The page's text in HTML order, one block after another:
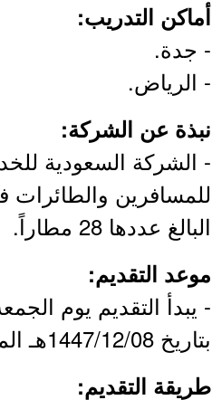
أماكن التدريب:
- جدة.
- الرياض.
نبذة عن الشركة:
- الشركة السعودية
للمسافرين والطائرات
البالغ عددها 28 مطاراً.
موعد التقديم:
بتاريخ 1447/12/08هـ الموافق 2026/05/25م.
طريقة التقديم: